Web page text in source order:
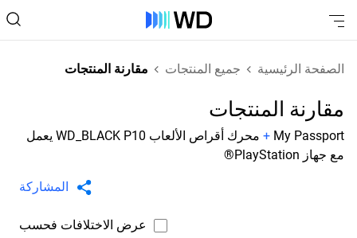
الصفحة الرئيسية جميع المنتجات مقارنة المنتجات
مقارنة المنتجات
My Passport
+
محرك أقراص الألعاب WD_BLACK P10 يعمل
مع جهاز PlayStation®
المشاركة
عرض الاختلافات فحسب